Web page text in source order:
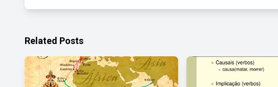
Related Posts